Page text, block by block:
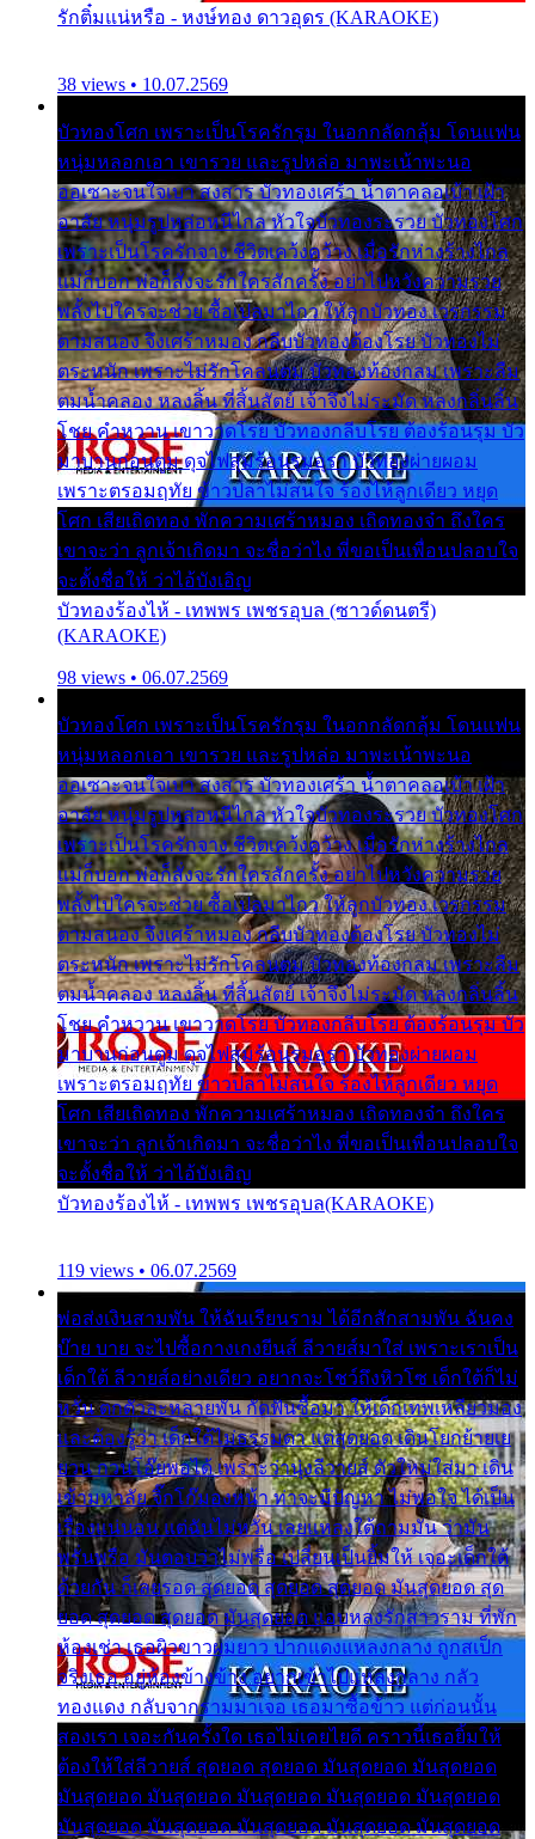
รักติ๋มแน่หรือ - หงษ์ทอง ดาวอุดร (KARAOKE)
38 views • 10.07.2569
บัวทองโศก เพราะเป็นโรครักรุม ในอกกลัดกลุ้ม โดนแฟน
หนุ่มหลอกเอา เขารวย และรูปหล่อ มาพะเน้าพะนอ
ออเซาะจนใจเบา สงสาร บัวทองเศร้า น้ำตาคลอเบ้า เฝ้า
อาลัย หนุ่มรูปหล่อหนีไกล หัวใจบัวทองระรวย บัวทองโศก
เพราะเป็นโรครักจาง ชีวิตเคว้งคว้าง เมื่อรักห่างร้างไกล
แม่ก็บอก พ่อก็สั่งจะรักใครสักครั้ง อย่าไปหวังความรวย
พลั้งไปใครจะช่วย ซื้อเปลมาไกว ให้ลูกบัวทอง เวรกรรม
ตามสนอง จึงเศร้าหมอง กลีบบัวทองต้องโรย บัวทองไม่
ตระหนัก เพราะไม่รักโคลนตม บัวทองท้องกลม เพราะลืม
ตมน้ำคลอง หลงลิ้น ที่สิ้นสัตย์ เจ้าจึงไม่ระมัด หลงกลิ่นลิ้น
โชย คำหวาน เขาวาดโรย บัวทองกลีบโรย ต้องร้อนรุม บัว
มาบานก่อนตูม ดุจไฟสุมร้อนรุมอุรา บัวทองผ่ายผอม
เพราะตรอมฤทัย ข้าวปลาไม่สนใจ ร้องไห้ลูกเดียว หยุด
โศก เสียเถิดทอง พักความเศร้าหมอง เถิดทองจ๋า ถึงใคร
เขาจะว่า ลูกเจ้าเกิดมา จะชื่อว่าไง พี่ขอเป็นเพื่อนปลอบใจ
จะตั้งชื่อให้ ว่าไอ้บังเอิญ
บัวทองร้องไห้ - เทพพร เพชรอุบล (ซาวด์ดนตรี)
(KARAOKE)
98 views • 06.07.2569
บัวทองโศก เพราะเป็นโรครักรุม ในอกกลัดกลุ้ม โดนแฟน
หนุ่มหลอกเอา เขารวย และรูปหล่อ มาพะเน้าพะนอ
ออเซาะจนใจเบา สงสาร บัวทองเศร้า น้ำตาคลอเบ้า เฝ้า
อาลัย หนุ่มรูปหล่อหนีไกล หัวใจบัวทองระรวย บัวทองโศก
เพราะเป็นโรครักจาง ชีวิตเคว้งคว้าง เมื่อรักห่างร้างไกล
แม่ก็บอก พ่อก็สั่งจะรักใครสักครั้ง อย่าไปหวังความรวย
พลั้งไปใครจะช่วย ซื้อเปลมาไกว ให้ลูกบัวทอง เวรกรรม
ตามสนอง จึงเศร้าหมอง กลีบบัวทองต้องโรย บัวทองไม่
ตระหนัก เพราะไม่รักโคลนตม บัวทองท้องกลม เพราะลืม
ตมน้ำคลอง หลงลิ้น ที่สิ้นสัตย์ เจ้าจึงไม่ระมัด หลงกลิ่นลิ้น
โชย คำหวาน เขาวาดโรย บัวทองกลีบโรย ต้องร้อนรุม บัว
มาบานก่อนตูม ดุจไฟสุมร้อนรุมอุรา บัวทองผ่ายผอม
เพราะตรอมฤทัย ข้าวปลาไม่สนใจ ร้องไห้ลูกเดียว หยุด
โศก เสียเถิดทอง พักความเศร้าหมอง เถิดทองจ๋า ถึงใคร
เขาจะว่า ลูกเจ้าเกิดมา จะชื่อว่าไง พี่ขอเป็นเพื่อนปลอบใจ
จะตั้งชื่อให้ ว่าไอ้บังเอิญ
บัวทองร้องไห้ - เทพพร เพชรอุบล(KARAOKE)
119 views • 06.07.2569
พ่อส่งเงินสามพัน ให้ฉันเรียนราม ได้อีกสักสามพัน ฉันคง
บ๊าย บาย จะไปซื้อกางเกงยีนส์ ลีวายส์มาใส่ เพราะเราเป็น
เด็กใต้ ลีวายส์อย่างเดียว อยากจะโชว์ถึงหิวโซ เด็กใต้ก็ไม่
หวั่น ตกตัวละหลายพัน กัดฟันซื้อมา ให้เด็กเทพเหลียวมอง
และต้องรู้ว่า เด็กใต้ไม่ธรรมดา แต่สุดยอด เดินโยกย้ายเย
ยวน กวนโอ๊ยพอได้ เพราะว่านุ่งลีวายส์ ตัวใหม่ใส่มา เดิน
เข้ามหาลัย จิ๊กโก๊มองหน้า ท่าจะมีปัญหา ไม่พอใจ ได้เป็น
เรื่องแน่นอน แต่ฉันไม่หวั่น เลยแหลงใต้ถามมัน ว่ามัน
พรั่นพรือ มันตอบว่าไม่พรื่อ เปลี่ยนเป็นยิ้มให้ เจอะเด็กใต้
ด้วยกัน ก็เลยรอด สุดยอด สุดยอด สุดยอด มันสุดยอด สุด
ยอด สุดยอด สุดยอด มันสุดยอด แอบหลงรักสาวราม ที่พัก
ห้องเช่า เธอผิวขาวผมยาว ปากแดงแหลงกลาง ถูกสเป็ก
จริงเธอ อยู่ห้องข้างข้าง อยากเข้าไปแหลงกลาง กลัว
ทองแดง กลับจากรามมาเจอ เธอมาซื้อข้าว แต่ก่อนนั้น
สองเรา เจอะกันครั้งใด เธอไม่เคยไยดี คราวนี้เธอยิ้มให้
ต้องให้ใส่ลีวายส์ สุดยอด สุดยอด มันสุดยอด มันสุดยอด
มันสุดยอด มันสุดยอด มันสุดยอด มันสุดยอด มันสุดยอด
มันสุดยอด มันสุดยอด มันสุดยอด มันสุดยอด มันสุดยอด